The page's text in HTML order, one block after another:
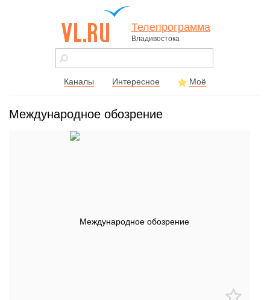
vl.ru - сайт
города
Телепрограмма
Владивостока
Каналы Интересное Моё
Международное обозрение